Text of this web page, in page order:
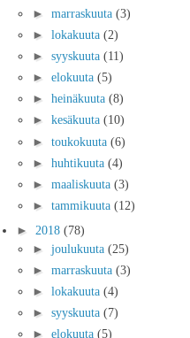
► marraskuuta (3)
► lokakuuta (2)
► syyskuuta (11)
► elokuuta (5)
► heinäkuuta (8)
► kesäkuuta (10)
► toukokuuta (6)
► huhtikuuta (4)
► maaliskuuta (3)
► tammikuuta (12)
► 2018 (78)
► joulukuuta (25)
► marraskuuta (3)
► lokakuuta (4)
► syyskuuta (7)
► elokuuta (5)